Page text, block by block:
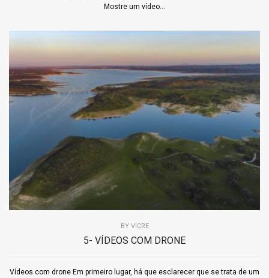
Mostre um vídeo...
BY VICRE
5- VÍDEOS COM DRONE
Vídeos com drone Em primeiro lugar, há que esclarecer que se trata de um